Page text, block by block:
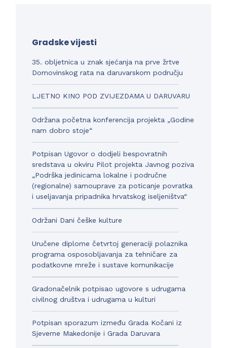
Gradske vijesti
35. obljetnica u znak sjećanja na prve žrtve
Domovinskog rata na daruvarskom području
LJETNO KINO POD ZVIJEZDAMA U DARUVARU
Održana početna konferencija projekta „Godine
nam dobro stoje“
Potpisan Ugovor o dodjeli bespovratnih
sredstava u okviru Pilot projekta Javnog poziva
„Podrška jedinicama lokalne i područne
(regionalne) samouprave za poticanje povratka
i useljavanja pripadnika hrvatskog iseljeništva“
Održani Dani češke kulture
Uručene diplome četvrtoj generaciji polaznika
programa osposobljavanja za tehničare za
podatkovne mreže i sustave komunikacije
Gradonačelnik potpisao ugovore s udrugama
civilnog društva i udrugama u kulturi
Potpisan sporazum između Grada Kočani iz
Sjeverne Makedonije i Grada Daruvara